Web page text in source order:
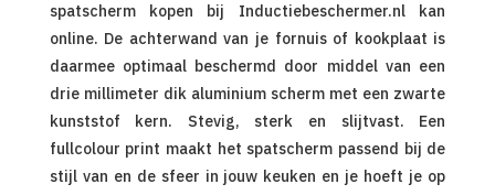
spatscherm kopen bij Inductiebeschermer.nl kan
online. De achterwand van je fornuis of kookplaat is
daarmee optimaal beschermd door middel van een
drie millimeter dik aluminium scherm met een zwarte
kunststof kern. Stevig, sterk en slijtvast. Een
fullcolour print maakt het spatscherm passend bij de
stijl van en de sfeer in jouw keuken en je hoeft je op